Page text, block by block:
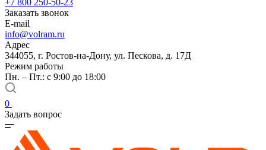
+7 800 250-50-23
Заказать звонок
E-mail
info@volram.ru
Адрес
344055, г. Ростов-на-Дону, ул. Пескова, д. 17Д
Режим работы
Пн. – Пт.: с 9:00 до 18:00
0
Задать вопрос